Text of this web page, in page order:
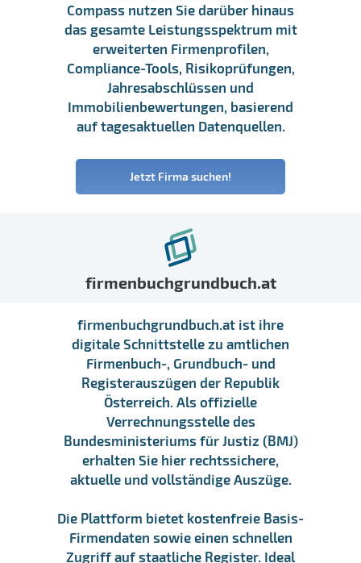
Compass nutzen Sie darüber hinaus
das gesamte Leistungsspektrum mit
erweiterten Firmenprofilen,
Compliance-Tools, Risikoprüfungen,
Jahresabschlüssen und
Immobilienbewertungen, basierend
auf tagesaktuellen Datenquellen.
Jetzt Firma suchen!
firmenbuchgrundbuch.at
firmenbuchgrundbuch.at ist ihre
digitale Schnittstelle zu amtlichen
Firmenbuch-, Grundbuch- und
Registerauszügen der Republik
Österreich. Als offizielle
Verrechnungsstelle des
Bundesministeriums für Justiz (BMJ)
erhalten Sie hier rechtssichere,
aktuelle und vollständige Auszüge.
Die Plattform bietet kostenfreie Basis-
Firmendaten sowie einen schnellen
Zugriff auf staatliche Register. Ideal